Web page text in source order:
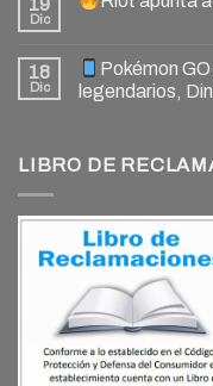
19
Dic
18
Dic
Pokémon
legendarios,
LIBRO DE